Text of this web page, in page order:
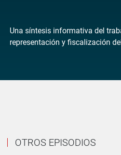
Una síntesis informativa del
representación y fiscalización
OTROS EPISODIOS